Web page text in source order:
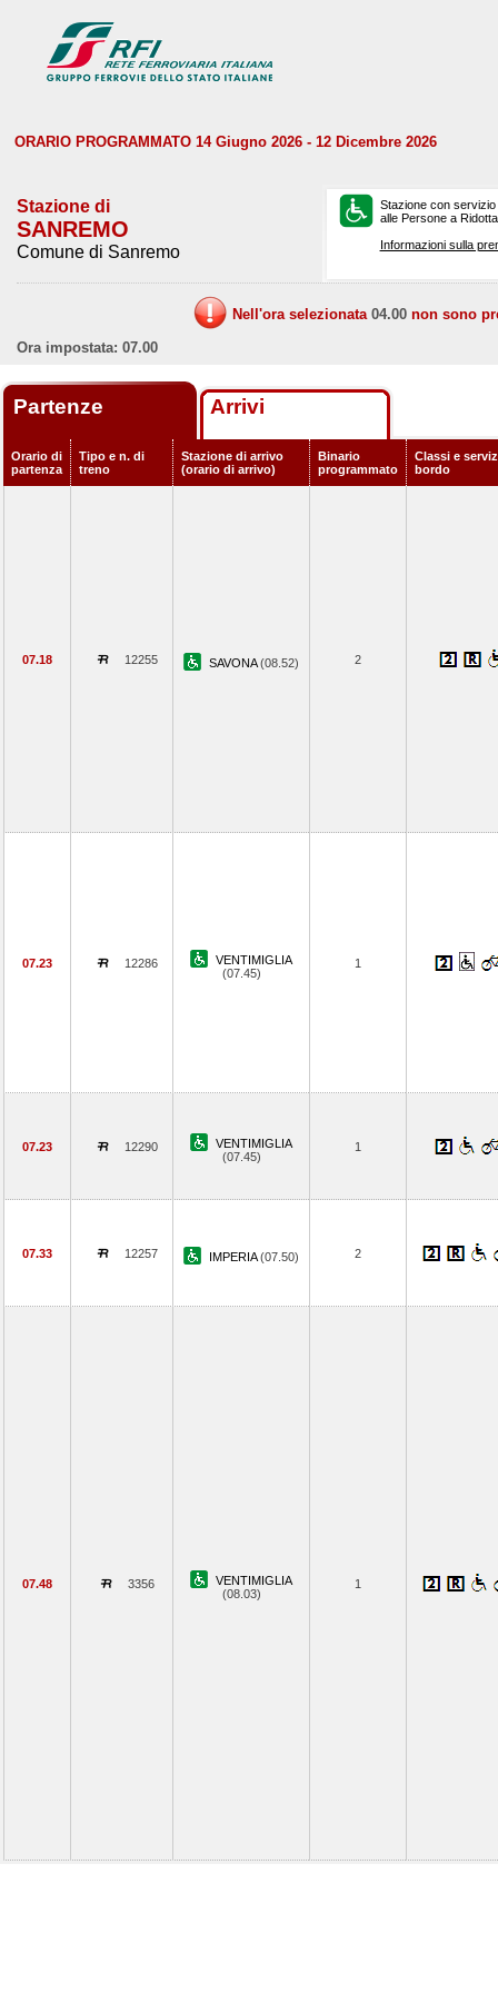
ORARIO PROGRAMMATO 14 Giugno 2026 - 12 Dicembre 2026
Stazione di
SANREMO
Comune di Sanremo
Stazione con
alle Persone a
Informazioni sulla
Nell'ora selezionata 04.00 non sono
Ora impostata: 07.00
Partenze Arrivi
Orario di
partenza
Tipo e n. di
treno
Stazione di arrivo
(orario di arrivo)
Binario
programmato
Classi e
bordo
07.18 12255 SAVONA(08.52) 2
07.23 12286
VENTIMIGLIA
(07.45)
1
07.23 12290
VENTIMIGLIA
(07.45)
1
07.33 12257 IMPERIA(07.50) 2
07.48 3356
VENTIMIGLIA
(08.03)
1